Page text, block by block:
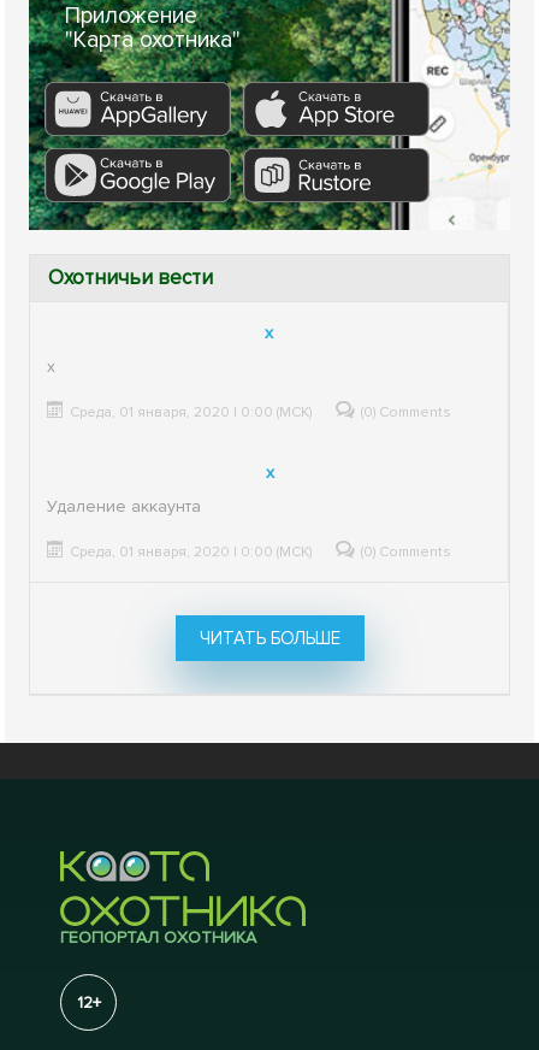
Приложение
"Карта охотника"
Охотничьи вести
x
x
Среда, 01 января, 2020 | 0:00 (МСК) (0) Comments
x
Удаление аккаунта
Среда, 01 января, 2020 | 0:00 (МСК) (0) Comments
ЧИТАТЬ БОЛЬШЕ
ГЕОПОРТАЛ ОХОТНИКА
12+